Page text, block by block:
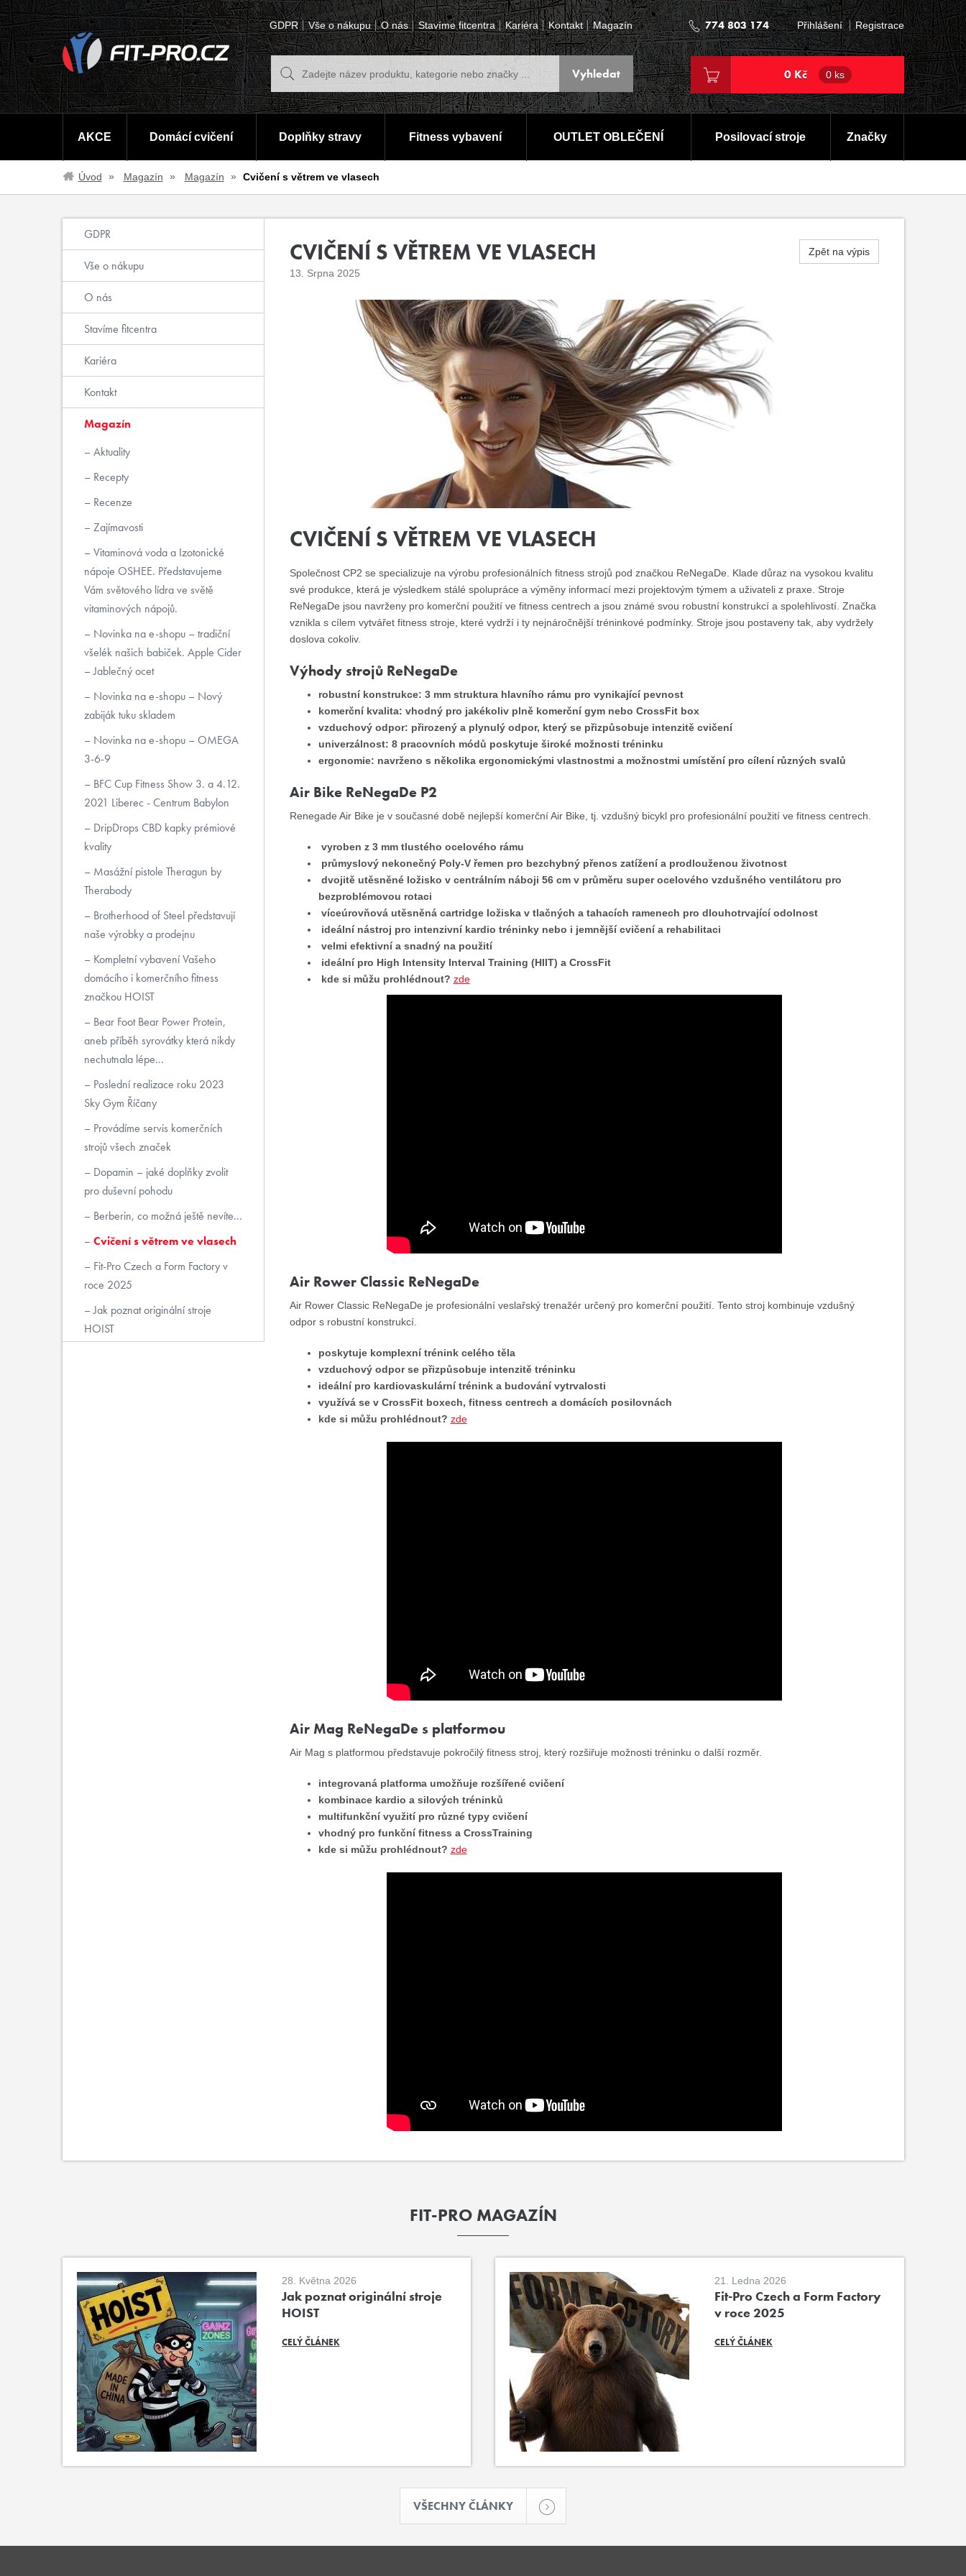
GDPR Vše o nákupu O nás Stavíme fitcentra Kariéra Kontakt Magazín 774 803 174 Přihlášení Registrace
0 Kč 0 ks
AKCE Domácí cvičení Doplňky stravy Fitness vybavení OUTLET OBLEČENÍ Posilovací stroje Značky
Úvod Magazín Magazín Cvičení s větrem ve vlasech
Zpět na výpis
CVIČENÍ S VĚTREM VE VLASECH
13. Srpna 2025
CVIČENÍ S VĚTREM VE VLASECH
Společnost CP2 se specializuje na výrobu profesionálních fitness strojů pod značkou ReNegaDe. Klade důraz na vysokou kvalitu
své produkce, která je výsledkem stálé spolupráce a výměny informací mezi projektovým týmem a uživateli z praxe. Stroje
ReNegaDe jsou navrženy pro komerční použití ve fitness centrech a jsou známé svou robustní konstrukcí a spolehlivostí. Značka
vznikla s cílem vytvářet fitness stroje, které vydrží i ty nejnáročnější tréninkové podmínky. Stroje jsou postaveny tak, aby vydržely
doslova cokoliv.
Výhody strojů ReNegaDe
robustní konstrukce: 3 mm struktura hlavního rámu pro vynikající pevnost
komerční kvalita: vhodný pro jakékoliv plně komerční gym nebo CrossFit box
vzduchový odpor: přirozený a plynulý odpor, který se přizpůsobuje intenzitě cvičení
univerzálnost: 8 pracovních módů poskytuje široké možnosti tréninku
ergonomie: navrženo s několika ergonomickými vlastnostmi a možnostmi umístění pro cílení různých svalů
Air Bike ReNegaDe P2
Renegade Air Bike je v současné době nejlepší komerční Air Bike, tj. vzdušný bicykl pro profesionální použití ve fitness centrech.
vyroben z 3 mm tlustého ocelového rámu
průmyslový nekonečný Poly-V řemen pro bezchybný přenos zatížení a prodlouženou životnost
dvojitě utěsněné ložisko v centrálním náboji 56 cm v průměru super ocelového vzdušného ventilátoru pro
bezproblémovou rotaci
víceúrovňová utěsněná cartridge ložiska v tlačných a tahacích ramenech pro dlouhotrvající odolnost
ideální nástroj pro intenzivní kardio tréninky nebo i jemnější cvičení a rehabilitaci
velmi efektivní a snadný na použití
ideální pro High Intensity Interval Training (HIIT) a CrossFit
kde si můžu prohlédnout? zde
Air Rower Classic ReNegaDe
Air Rower Classic ReNegaDe je profesionální veslařský trenažér určený pro komerční použití. Tento stroj kombinuje vzdušný
odpor s robustní konstrukcí.
poskytuje komplexní trénink celého těla
vzduchový odpor se přizpůsobuje intenzitě tréninku
ideální pro kardiovaskulární trénink a budování vytrvalosti
využívá se v CrossFit boxech, fitness centrech a domácích posilovnách
kde si můžu prohlédnout? zde
Air Mag ReNegaDe s platformou
Air Mag s platformou představuje pokročilý fitness stroj, který rozšiřuje možnosti tréninku o další rozměr.
integrovaná platforma umožňuje rozšířené cvičení
kombinace kardio a silových tréninků
multifunkční využití pro různé typy cvičení
vhodný pro funkční fitness a CrossTraining
kde si můžu prohlédnout? zde
GDPR
Vše o nákupu
O nás
Stavíme fitcentra
Kariéra
Kontakt
Magazín
Aktuality
Recepty
Recenze
Zajímavosti
Vitaminová voda a Izotonické
nápoje OSHEE. Představujeme
Vám světového lídra ve světě
vitaminových nápojů.
Novinka na e-shopu – tradiční
všelék našich babiček. Apple Cider
– Jablečný ocet
Novinka na e-shopu – Nový
zabiják tuku skladem
Novinka na e-shopu – OMEGA
3-6-9
BFC Cup Fitness Show 3. a 4.12.
2021 Liberec - Centrum Babylon
DripDrops CBD kapky prémiové
kvality
Masážní pistole Theragun by
Therabody
Brotherhood of Steel představují
naše výrobky a prodejnu
Kompletní vybavení Vašeho
domácího i komerčního fitness
značkou HOIST
Bear Foot Bear Power Protein,
aneb příběh syrovátky která nikdy
nechutnala lépe...
Poslední realizace roku 2023
Sky Gym Říčany
Provádíme servis komerčních
strojů všech značek
Dopamin – jaké doplňky zvolit
pro duševní pohodu
Berberin, co možná ještě nevíte...
Cvičení s větrem ve vlasech
Fit-Pro Czech a Form Factory v
roce 2025
Jak poznat originální stroje
HOIST
FIT-PRO MAGAZÍN
28. Května 2026
Jak poznat originální stroje
HOIST
CELÝ ČLÁNEK
21. Ledna 2026
Fit-Pro Czech a Form Factory
v roce 2025
CELÝ ČLÁNEK
VŠECHNY ČLÁNKY